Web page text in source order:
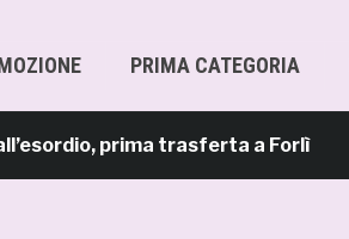
PRIMA CATEGORIA
prima trasferta a Forlì